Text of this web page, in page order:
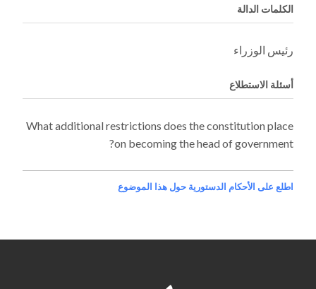
الكلمات الدالة
رئيس الوزراء
أسئلة الاستطلاع
What additional restrictions does the constitution place
on becoming the head of government?
اطلع على الأحكام الدستورية حول هذا الموضوع